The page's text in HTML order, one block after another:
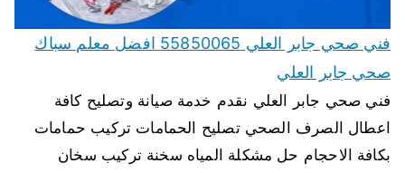
فني صحي جابر العلي 55850065 افضل معلم سباك
صحي جابر العلي
فني صحي جابر العلي نقدم خدمة صيانة وتصليح كافة
اعطال الصرف الصحي تصليح الحمامات تركيب حمامات
بكافة الاحجام حل مشكلة المياه سخنة تركيب سخان